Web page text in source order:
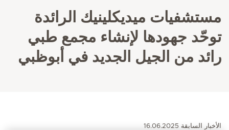
مستشفيات ميديكلينيك الرائدة
توحّد جهودها لإنشاء مجمع طبي
رائد من الجيل الجديد في أبوظبي
الأخبار السابقة 16.06.2025